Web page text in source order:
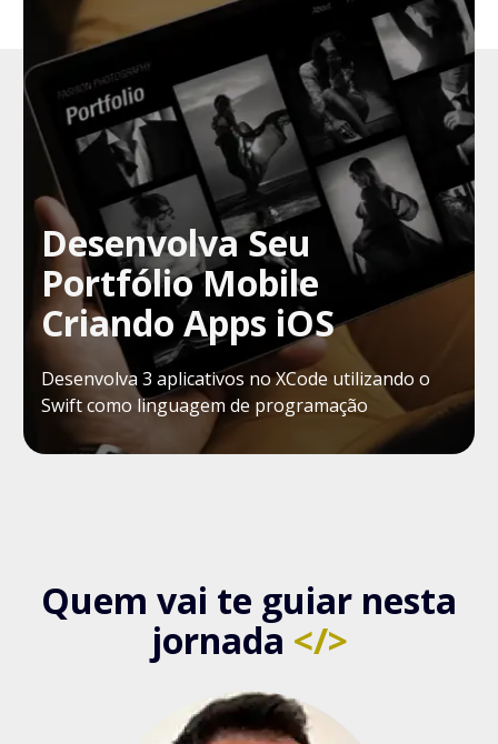
Desenvolva Seu
Portfólio Mobile
Criando Apps iOS
Desenvolva 3 aplicativos no XCode utilizando o
Swift como linguagem de programação
Quem vai te guiar nesta
jornada </>